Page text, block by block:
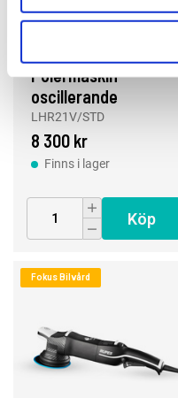
Polermaskin
oscillerande
LHR21V, 150 mm,
STD-kit
LHR21V/STD
8 300 kr
Finns i lager
Köp
Fokus Bilvård